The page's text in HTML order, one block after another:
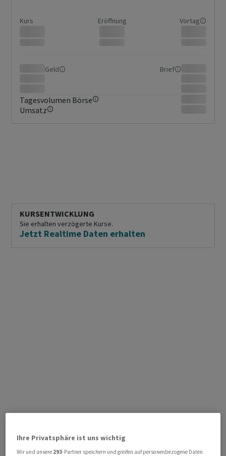
Kurs Eröffnung Vortag
Geld Brief
Tagesvolumen Börse
Umsatz
KURSENTWICKLUNG
Sie erhalten verzögerte Kurse.
Jetzt Realtime Daten erhalten
Ihre Privatsphäre ist uns wichtig
Wir und unsere 293-Partner speichern und greifen auf personenbezogene Daten